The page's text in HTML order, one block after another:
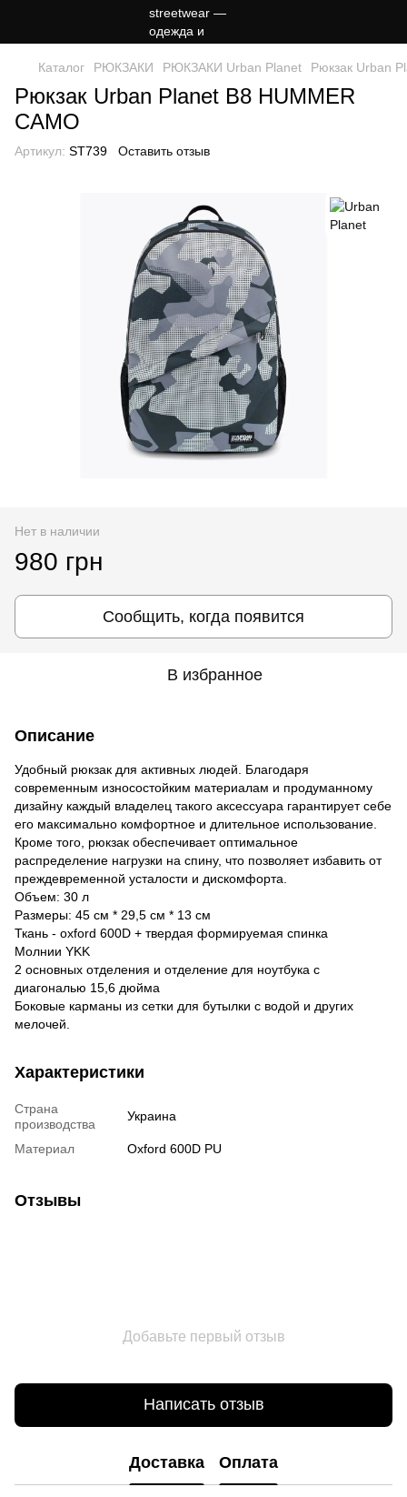
Каталог РЮКЗАКИ РЮКЗАКИ Urban Planet Рюкзак Urban
Рюкзак Urban Planet B8 HUMMER
CAMO
Артикул: ST739 Оставить отзыв
Нет в наличии
980 грн
Сообщить, когда появится
В избранное
Описание
Удобный рюкзак для активных людей. Благодаря
современным износостойким материалам и продуманному
дизайну каждый владелец такого аксессуара гарантирует себе
его максимально комфортное и длительное использование.
Кроме того, рюкзак обеспечивает оптимальное
распределение нагрузки на спину, что позволяет избавить от
преждевременной усталости и дискомфорта.
Объем: 30 л
Размеры: 45 см * 29,5 см * 13 см
Ткань - oxford 600D + твердая формируемая спинка
Молнии YKK
2 основных отделения и отделение для ноутбука с
диагональю 15,6 дюйма
Боковые карманы из сетки для бутылки с водой и других
мелочей.
Характеристики
Страна
производства
Украина
Материал Oxford 600D PU
Отзывы
Добавьте первый отзыв
Написать отзыв
Доставка Оплата